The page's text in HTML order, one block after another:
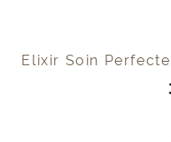
Elixir Soin